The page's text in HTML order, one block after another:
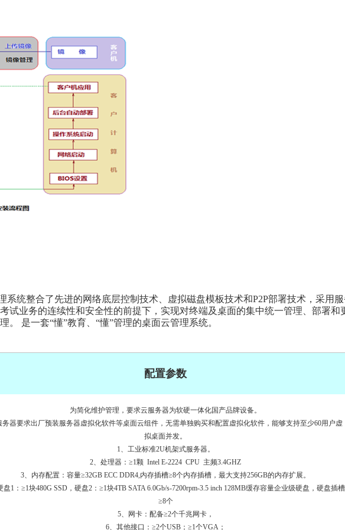
系统整合了先进的网络底层控制技术、虚拟磁盘模板技术和P2P部署技术，采用
试业务的连续性和安全性的前提下，实现对终端及桌面的集中统一管理、部署
。 是一套“懂”教育、“懂”管理的桌面云管理系统。
配置参数
为简化维护管理，要求云服务器为软硬一体化国产品牌设备。
务器要求出厂预装服务器虚拟化软件等桌面云组件，无需单独购买和配置虚拟化软件，能够支持至少60用户虚
拟桌面并发。
1、工业标准2U机架式服务器。
2、处理器：≥1颗 Intel E-2224 CPU 主频3.4GHZ
3、内存配置：容量≥32GB ECC DDR4,内存插槽≥8个内存插槽，最大支持256GB的内存扩展。
盘1：≥1块480G SSD，硬盘2：≥1块4TB SATA 6.0Gb/s-7200rpm-3.5 inch 128MB缓存容量企业级硬盘，硬盘插槽
≥8个
5、网卡：配备≥2个千兆网卡，
6、其他接口：≥2个USB；≥1个VGA；